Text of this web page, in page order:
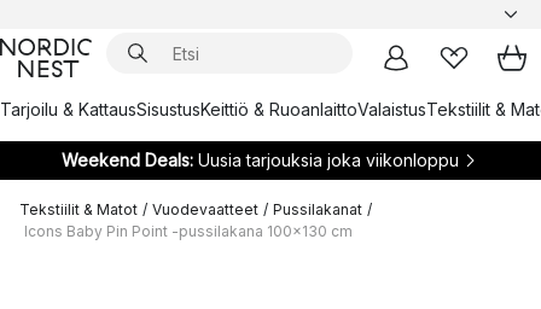
Tarjoilu & KattausSisustusKeittiö & RuoanlaittoValaistusTekstiilit &
Weekend Deals:Uusia tarjouksia joka viikonloppu
Tekstiilit & Matot / Vuodevaatteet / Pussilakanat /
Icons Baby Pin Point -pussilakana 100x130 cm